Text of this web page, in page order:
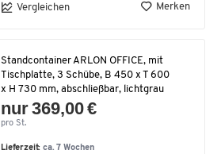
Vergleichen Merken
Standcontainer ARLON OFFICE, mit
Tischplatte, 3 Schübe, B 450 x T 600
x H 730 mm, abschließbar, lichtgrau
nur 369,00 €
pro St.
Lieferzeit:ca. 7 Wochen